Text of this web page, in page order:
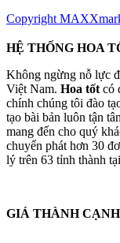
Copyright
HỆ THỐNG HOA
Không ngừng nỗ lực
Việt Nam. Hoa tốt có
chính chúng tôi đào
tạo bài bản luôn tận
mang đến cho quý
chuyển phát hơn 30
lý trên 63 tỉnh thành
GIÁ THÀNH